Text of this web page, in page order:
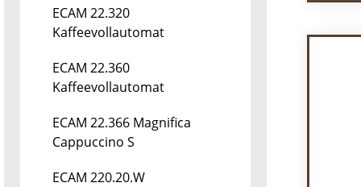
ECAM 22.320
Kaffeevollautomat
ECAM 22.360
Kaffeevollautomat
ECAM 22.366 Magnifica
Cappuccino S
ECAM 220.20.W